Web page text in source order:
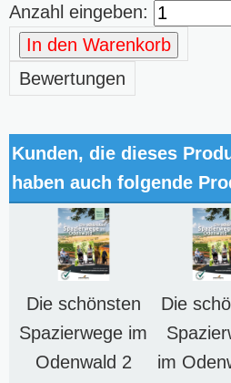
Anzahl eingeben:
In den Warenkorb
Bewertungen
Kunden, die dieses
haben auch folgende
Die schönsten
Spazierwege im
Odenwald 2
Die
im